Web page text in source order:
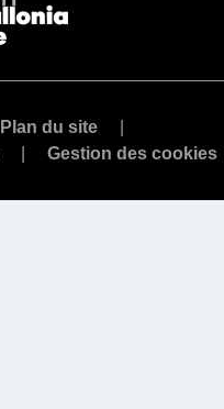
Plan du site
Gestion des cookies